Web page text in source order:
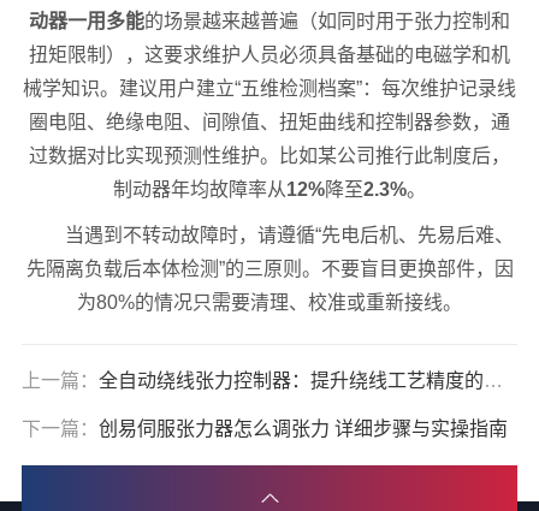
动器一用多能的场景越来越普遍（如同时用于张力控制和
扭矩限制），这要求维护人员必须具备基础的电磁学和机
械学知识。建议用户建立“五维检测档案”：每次维护记录线
圈电阻、绝缘电阻、间隙值、扭矩曲线和控制器参数，通
过数据对比实现预测性维护。比如某公司推行此制度后，
制动器年均故障率从12%降至2.3%。
当遇到不转动故障时，请遵循“先电后机、先易后难、
先隔离负载后本体检测”的三原则。不要盲目更换部件，因
为80%的情况只需要清理、校准或重新接线。
上一篇： 全自动绕线张力控制器：提升绕线工艺精度的核心装备
下一篇： 创易伺服张力器怎么调张力 详细步骤与实操指南